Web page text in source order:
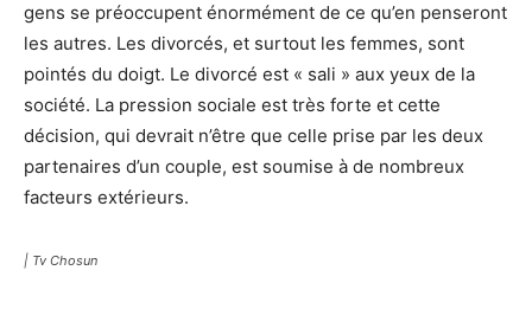
gens se préoccupent énormément de ce qu’en penseront
les autres. Les divorcés, et surtout les femmes, sont
pointés du doigt. Le divorcé est « sali » aux yeux de la
société. La pression sociale est très forte et cette
décision, qui devrait n’être que celle prise par les deux
partenaires d’un couple, est soumise à de nombreux
facteurs extérieurs.
| Tv Chosun